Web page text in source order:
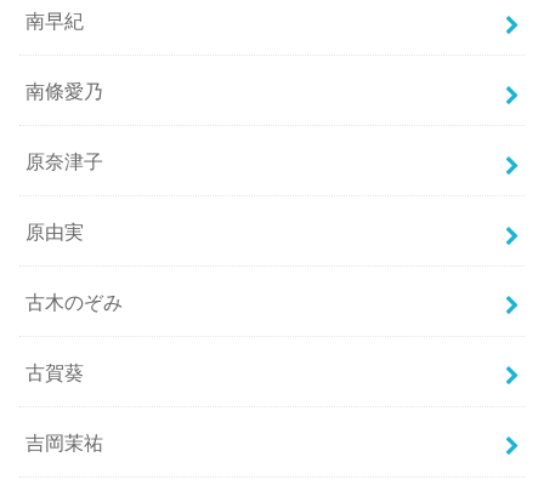
南早紀
南條愛乃
原奈津子
原由実
古木のぞみ
古賀葵
吉岡茉祐